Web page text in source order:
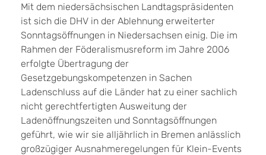
Mit dem niedersächsischen Landtagspräsidenten
ist sich die DHV in der Ablehnung erweiterter
Sonntagsöffnungen in Niedersachsen einig. Die im
Rahmen der Föderalismusreform im Jahre 2006
erfolgte Übertragung der
Gesetzgebungskompetenzen in Sachen
Ladenschluss auf die Länder hat zu einer sachlich
nicht gerechtfertigten Ausweitung der
Ladenöffnungszeiten und Sonntagsöffnungen
geführt, wie wir sie alljährlich in Bremen anlässlich
großzügiger Ausnahmeregelungen für Klein-Events